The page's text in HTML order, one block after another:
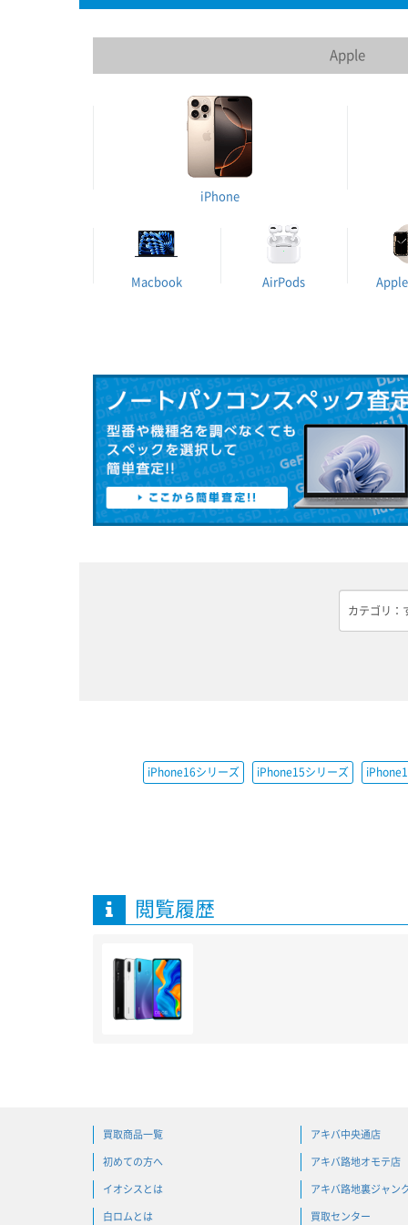
Apple
iPhone
Macbook AirPods
iPhone16シリーズ iPhone15シリーズ
閲覧履歴
買取商品一覧
初めての方へ
イオシスとは
白ロムとは
アキバ中央通店
アキバ路地オモテ店
アキバ路地裏ジャン
買取センター